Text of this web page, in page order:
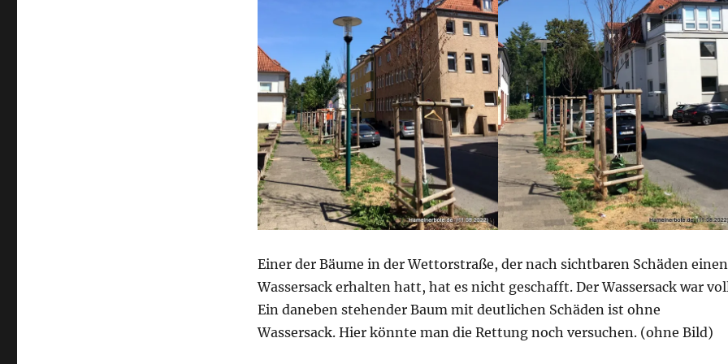
Einer der Bäume in der Wettorstraße, der nach sichtbaren Schäden einen
Wassersack erhalten hatt, hat es nicht geschafft. Der Wassersack war
Ein daneben stehender Baum mit deutlichen Schäden ist ohne
Wassersack. Hier könnte man die Rettung noch versuchen. (ohne Bild)